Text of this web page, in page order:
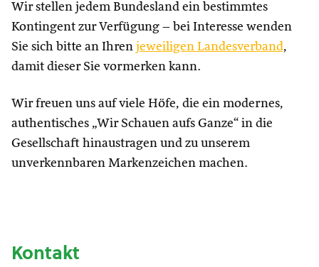
Wir stellen jedem Bundesland ein bestimmtes
Kontingent zur Verfügung – bei Interesse wenden
Sie sich bitte an Ihren jeweiligen Landesverband,
damit dieser Sie vormerken kann.
Wir freuen uns auf viele Höfe, die ein modernes,
authentisches „Wir Schauen aufs Ganze“ in die
Gesellschaft hinaustragen und zu unserem
unverkennbaren Markenzeichen machen.
Kontakt